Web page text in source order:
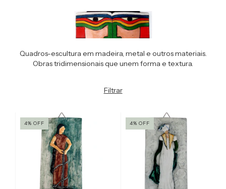
Quadros-escultura em madeira, metal e outros materiais.
Obras tridimensionais que unem forma e textura.
Filtrar
4% OFF 4% OFF